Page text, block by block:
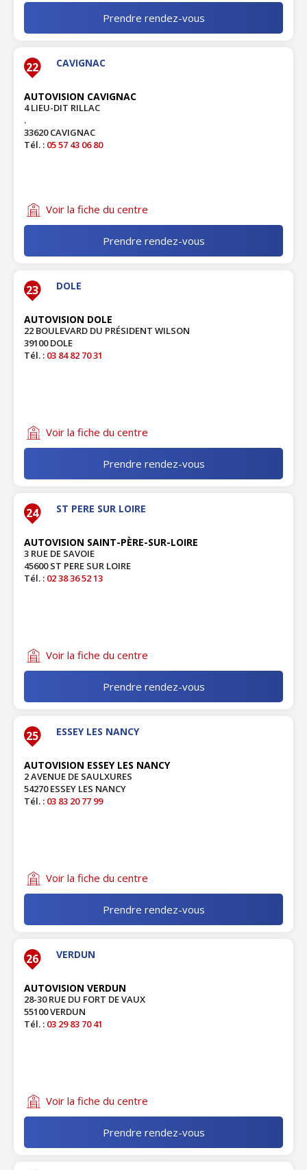
Prendre rendez-vous
22 CAVIGNAC
AUTOVISION CAVIGNAC
4 LIEU-DIT RILLAC
.
33620 CAVIGNAC
Tél. : 05 57 43 06 80
Voir la fiche du centre
Prendre rendez-vous
23 DOLE
AUTOVISION DOLE
22 BOULEVARD DU PRÉSIDENT WILSON
39100 DOLE
Tél. : 03 84 82 70 31
Voir la fiche du centre
Prendre rendez-vous
24 ST PERE SUR LOIRE
AUTOVISION SAINT-PÈRE-SUR-LOIRE
3 RUE DE SAVOIE
45600 ST PERE SUR LOIRE
Tél. : 02 38 36 52 13
Voir la fiche du centre
Prendre rendez-vous
25 ESSEY LES NANCY
AUTOVISION ESSEY LES NANCY
2 AVENUE DE SAULXURES
54270 ESSEY LES NANCY
Tél. : 03 83 20 77 99
Voir la fiche du centre
Prendre rendez-vous
26 VERDUN
AUTOVISION VERDUN
28-30 RUE DU FORT DE VAUX
55100 VERDUN
Tél. : 03 29 83 70 41
Voir la fiche du centre
Prendre rendez-vous